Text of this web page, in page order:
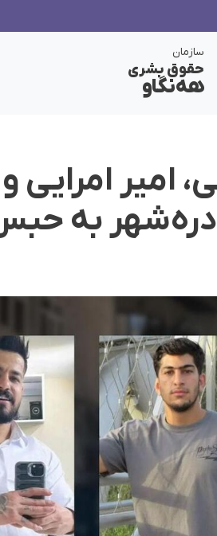
سازمان
حقوق بشری
هەنگاو
امرایی و
دره‌شهر به